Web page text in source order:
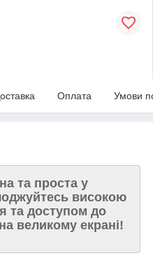
Оплата Умови
та проста у
високою
та доступом до
великому екрані!